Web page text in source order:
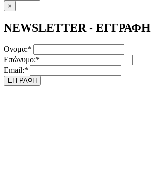
×
NEWSLETTER - ΕΓΓΡΑΦΗ
Ονομα:*
Επώνυμο:*
Email:*
ΕΓΓΡΑΦΗ